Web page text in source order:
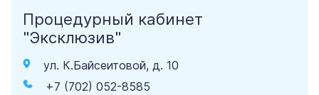
Процедурный кабинет
"Эксклюзив"
ул. К.Байсеитовой, д. 10
+7 (702) 052-8585